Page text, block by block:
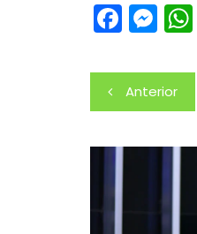
F
c
e
o
o
k
M
s
s
er
s
de
Post
Anterior